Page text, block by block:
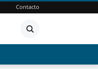
Contacto